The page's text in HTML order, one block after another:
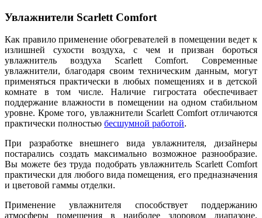
Увлажнители Scarlett Comfort
Как правило применение обогревателей в помещении ведет к
излишней сухости воздуха, с чем и призван бороться
увлажнитель воздуха Scarlett Comfort. Современные
увлажнители, благодаря своим техническим данным, могут
применяться практически в любых помещениях и в детской
комнате в том числе. Наличие гигростата обеспечивает
поддержание влажности в помещении на одном стабильном
уровне. Кроме того, увлажнители Scarlett Comfort отличаются
практически полностью бесшумной работой.
При разработке внешнего вида увлажнителя, дизайнеры
постарались создать максимально возможное разнообразие.
Вы можете без труда подобрать увлажнитель Scarlett Comfort
практически для любого вида помещения, его предназначения
и цветовой гаммы отделки.
Применение увлажнителя способствует поддержанию
атмосферы помещения в наиболее здоровом диапазоне.